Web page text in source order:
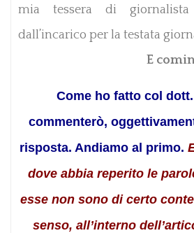
mia tessera di giornalista
dall’incarico per la testata
E
Come ho fatto col
commenterò,
risposta. Andiamo al primo.
dove abbia reperito le
esse non sono di certo
senso, all’interno